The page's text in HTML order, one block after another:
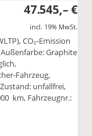
47.545,– €
incl. 19% MwSt.
CO₂-Emission
Außenfarbe: Graphite
Fahrzeug,
unfallfrei,
km, Fahrzeugnr.: